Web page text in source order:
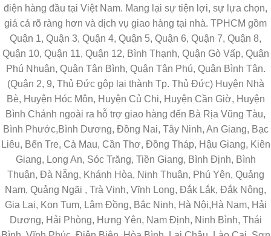
điện hàng đầu tại Việt Nam. Mang lại sự tiện lợi, sự lựa chọn,
giá cả rõ ràng hơn và dịch vụ giao hàng tại nhà. TPHCM gồm
Quận 1, Quận 3, Quận 4, Quận 5, Quận 6, Quận 7, Quận 8,
Quận 10, Quận 11, Quận 12, Bình Thạnh, Quận Gò Vấp, Quận
Phú Nhuận, Quận Tân Bình, Quận Tân Phú, Quận Bình Tân.
(Quận 2, 9, Thủ Đức gộp lại thành Tp. Thủ Đức) Huyện Nhà
Bè, Huyện Hóc Môn, Huyện Củ Chi, Huyện Cần Giờ, Huyện
Bình Chánh ngoài ra hỗ trợ giao hàng đến Bà Rịa Vũng Tàu,
Bình Phước,Bình Dương, Đồng Nai, Tây Ninh, An Giang, Bạc
Liêu, Bến Tre, Cà Mau, Cần Thơ, Đồng Tháp, Hậu Giang, Kiên
Giang, Long An, Sóc Trăng, Tiền Giang, Bình Định, Bình
Thuận, Đà Nẵng, Khánh Hòa, Ninh Thuận, Phú Yên, Quảng
Nam, Quảng Ngãi , Trà Vinh, Vĩnh Long, Đắk Lắk, Đắk Nông,
Gia Lai, Kon Tum, Lâm Đồng, Bắc Ninh, Hà Nội,Hà Nam, Hải
Dương, Hải Phòng, Hưng Yên, Nam Định, Ninh Bình, Thái